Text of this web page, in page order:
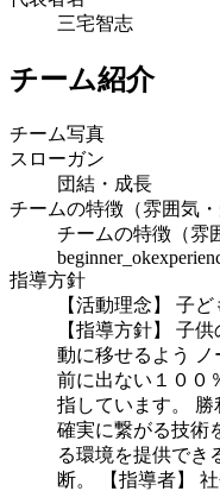
三宅智志
チーム紹介
チーム写真
スローガン
団結・成長
チームの特徴（雰囲気・
チームの特徴（雰
beginner_ok
指導方針
【活動理念】 子
【指導方針】 子
動に移せるよう
前に出ない１００
指しています。
確実に繋がる技術
る環境を提供でき
断。 【指導者】